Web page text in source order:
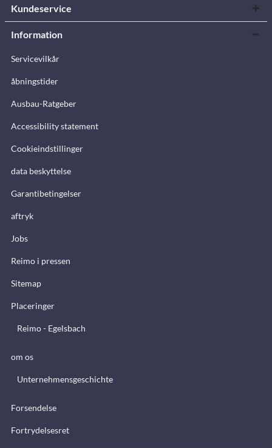
Kundeservice
Information
Servicevilkår
åbningstider
Ausbau-Ratgeber
Accessibility statement
Cookieindstillinger
data beskyttelse
Garantibetingelser
aftryk
Jobs
Reimo i pressen
Sitemap
Placeringer
Reimo - Egelsbach
om os
Unternehmensgeschichte
Forsendelse
Fortrydelsesret